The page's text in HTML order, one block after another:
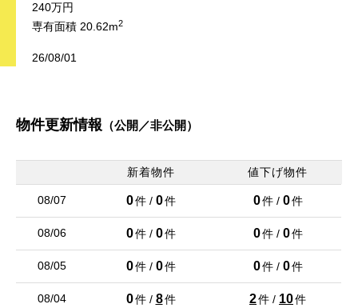
240万円
専有面積 20.62m2
26/08/01
2,990万円
値下げ
2,390万円
建物面積 110.95m
26/08/01
値下げ
物件更新情報 （公開／非公開）
新着物件 値下げ物件
08/07 0件 / 0件 0件 / 0件
08/06 0件 / 0件 0件 / 0件
08/05 0件 / 0件 0件 / 0件
08/04 0件 / 8件 2件 / 10件